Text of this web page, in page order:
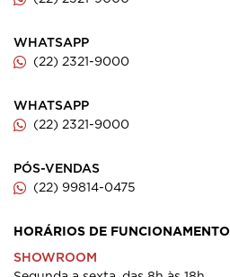
WHATSAPP
(22) 2321-9000
WHATSAPP
(22) 2321-9000
PÓS-VENDAS
(22) 99814-0475
HORÁRIOS DE FUNCIONAMENTO
SHOWROOM